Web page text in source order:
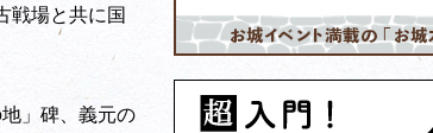
戦場と共に国
」碑、義元の